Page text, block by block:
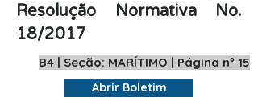
Resolução Normativa No.
18/2017
B4 | Seção: MARÍTIMO | Página nº 15
Abrir Boletim